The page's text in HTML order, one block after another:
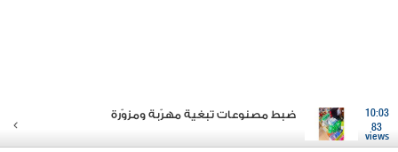
10:03
83
views
ضبط مصنوعات تبغية مهرّبة ومزوّرة